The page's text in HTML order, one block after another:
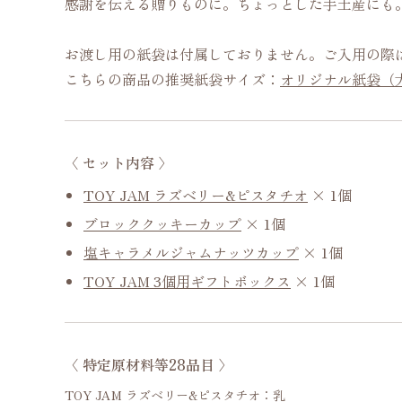
お渡し用の紙袋は付属しておりません。ご入用の際
こちらの商品の推奨紙袋サイズ： オリジナル紙袋（
〈 セット内容 〉
TOY JAM ラズベリー&ピスタチオ × 1個
ブロッククッキーカップ × 1個
塩キャラメルジャムナッツカップ × 1個
TOY JAM 3個用ギフトボックス × 1個
〈 特定原材料等28品目 〉
TOY JAM ラズベリー&ピスタチオ：乳